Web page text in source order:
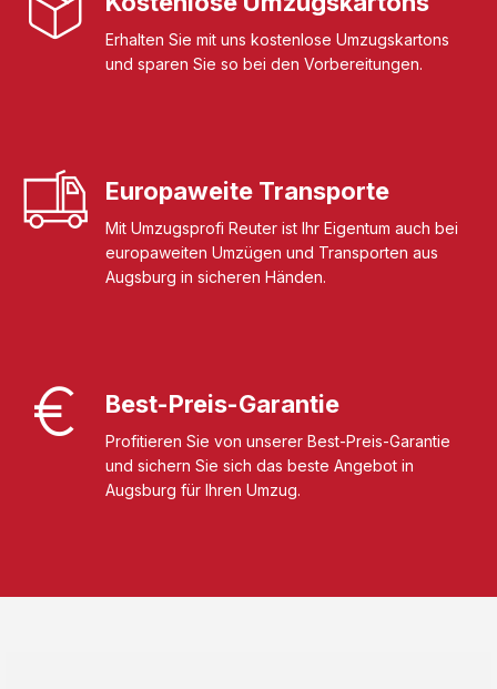
Erhalten Sie mit uns kostenlose Umzugskartons
und sparen Sie so bei den Vorbereitungen.
Europaweite Transporte
Mit Umzugsprofi Reuter ist Ihr Eigentum auch bei
europaweiten Umzügen und Transporten aus
Augsburg in sicheren Händen.
Best-Preis-Garantie
Profitieren Sie von unserer Best-Preis-Garantie
und sichern Sie sich das beste Angebot in
Augsburg für Ihren Umzug.